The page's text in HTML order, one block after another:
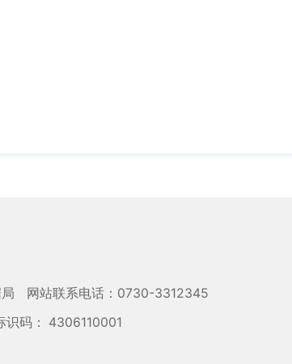
网站联系电话：0730-3312345
识码： 4306110001